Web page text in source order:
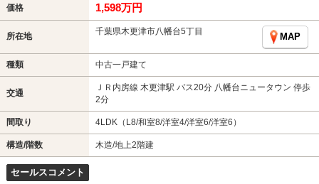
価格 1,598万円
所在地 千葉県木更津市八幡台5丁目
MAP
種類 中古一戸建て
交通
ＪＲ内房線 木更津駅 バス20分 八幡台ニュータウン 停歩
2分
間取り 4LDK（L8/和室8/洋室4/洋室6/洋室6）
構造/階数 木造/地上2階建
セールスコメント